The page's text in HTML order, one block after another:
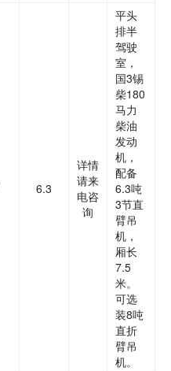
6.3
详情
请来
电咨
询
平头
排半
驾驶
室，
国3锡
柴180
马力
柴油
发动
机，
配备
6.3吨
3节直
臂吊
机，
厢长
7.5
米。
可选
装8吨
直折
臂吊
机。